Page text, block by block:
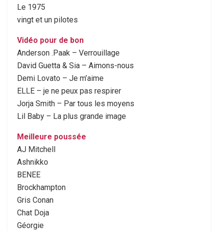
Le 1975
vingt et un pilotes
Vidéo pour de bon
Anderson .Paak – Verrouillage
David Guetta & Sia – Aimons-nous
Demi Lovato – Je m’aime
ELLE – je ne peux pas respirer
Jorja Smith – Par tous les moyens
Lil Baby – La plus grande image
Meilleure poussée
AJ Mitchell
Ashnikko
BENEE
Brockhampton
Gris Conan
Chat Doja
Géorgie